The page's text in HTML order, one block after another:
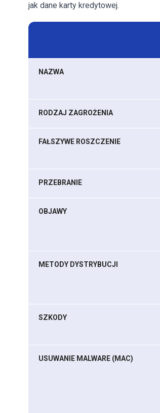
jak dane karty kredytowej.
NAZWA
RODZAJ ZAGROŻENIA
FAŁSZYWE ROSZCZENIE
PRZEBRANIE
OBJAWY
METODY DYSTRYBUCJI
SZKODY
USUWANIE MALWARE (MAC)